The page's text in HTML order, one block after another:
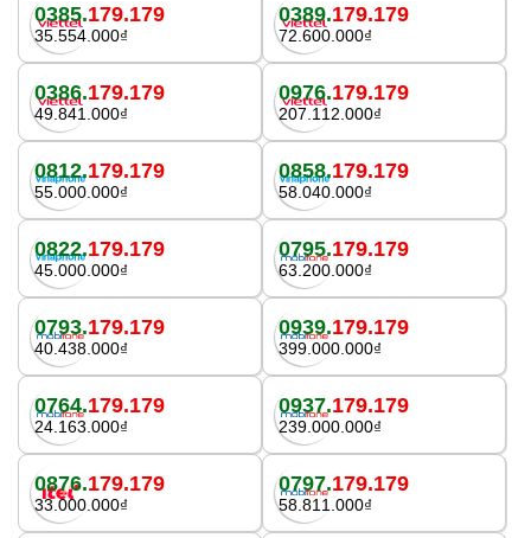
0385.179.179
35.554.000₫
0389.179.179
72.600.000₫
0386.179.179
49.841.000₫
0976.179.179
207.112.000₫
0812.179.179
55.000.000₫
0858.179.179
58.040.000₫
0822.179.179
45.000.000₫
0795.179.179
63.200.000₫
0793.179.179
40.438.000₫
0939.179.179
399.000.000₫
0764.179.179
24.163.000₫
0937.179.179
239.000.000₫
0876.179.179
33.000.000₫
0797.179.179
58.811.000₫